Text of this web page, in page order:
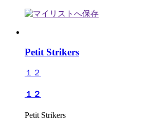
Petit Strikers
１２
１２
Petit Strikers